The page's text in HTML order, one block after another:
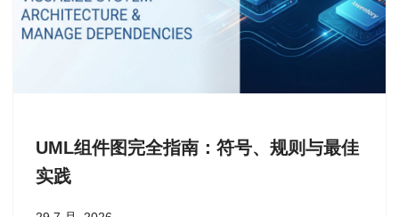
UML组件图完全指南：符号、规则与最佳
实践